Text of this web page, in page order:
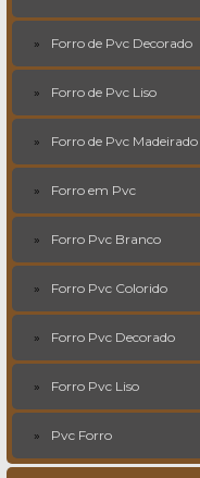
Forro de Pvc Decorado
Forro de Pvc Liso
Forro de Pvc Madeirado
Forro em Pvc
Forro Pvc Branco
Forro Pvc Colorido
Forro Pvc Decorado
Forro Pvc Liso
Pvc Forro